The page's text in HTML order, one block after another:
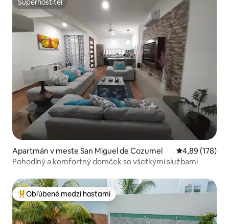
Superhostiteľ
Superhostiteľ
Apartmán v meste San Miguel de Cozumel Priemerné
4,89 (178)
Pohodlný a komfortný domček so všetkými službami
Najobľúbenejšie medzi hosťami
Obľúbené medzi hosťami